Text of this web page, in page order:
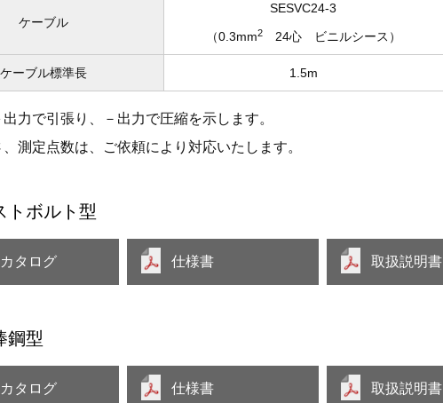
ケーブル
SESVC24-3
（0.3mm224心 ビニルシース）
ケーブル標準長 1.5m
力で引張り、－出力で圧縮を示します。
測定点数は、ご依頼により対応いたします。
トボルト型
タログ 仕様書 取扱説明書
鋼型
タログ 仕様書 取扱説明書